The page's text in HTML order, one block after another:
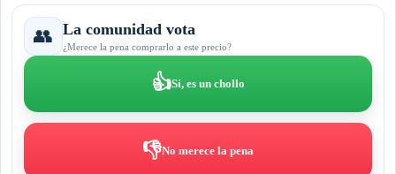
👥 La comunidad vota
¿Merece la pena comprarlo a este precio?
👍Sí, es un chollo
👎No merece la pena